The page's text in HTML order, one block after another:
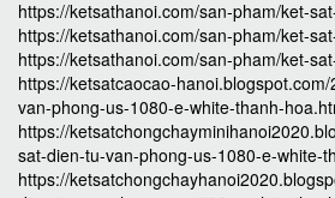
https://ketsathanoi.com/san-pham/ket-
https://ketsathanoi.com/san-pham/ket-
https://ketsathanoi.com/san-pham/ket-
https://ketsatcaocao-
van-phong-us-1080-e-white-thanh-
https://
sat-dien-tu-van-phong-us-1080-e-white-
https://